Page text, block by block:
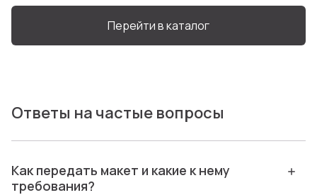
Перейти в каталог
Ответы на частые вопросы
Как передать макет и какие к нему
требования?